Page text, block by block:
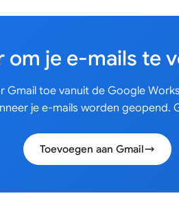
om je e-mails te
Gmail toe vanuit de Google
je e-mails worden geopend.
Toevoegen aan Gmail